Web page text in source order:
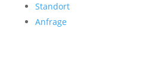
Standort
Anfrage